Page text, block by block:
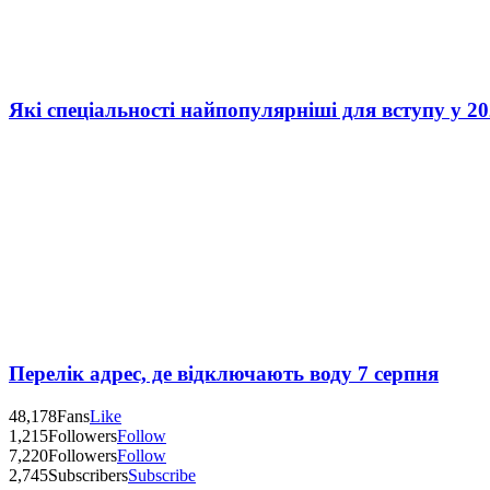
Які спеціальності найпопулярніші для вступу у
Перелік адрес, де відключають воду 7 серпня
48,178FansLike
1,215FollowersFollow
7,220FollowersFollow
2,745SubscribersSubscribe